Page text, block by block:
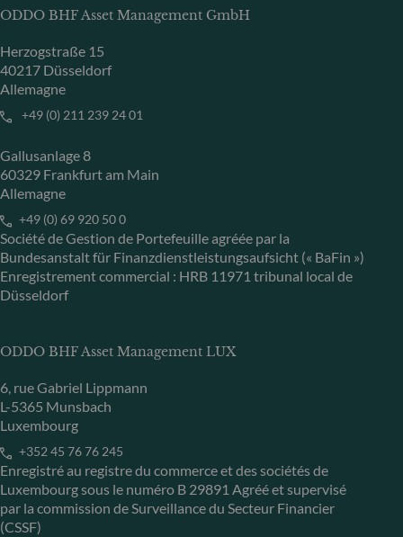
ODDO BHF Asset Management GmbH
Herzogstraße 15
40217 Düsseldorf
Allemagne
+49 (0) 211 239 24 01
Gallusanlage 8
60329 Frankfurt am Main
Allemagne
+49 (0) 69 920 50 0
Société de Gestion de Portefeuille agréée par la
Bundesanstalt für Finanzdienstleistungsaufsicht (« BaFin »)
Enregistrement commercial : HRB 11971 tribunal local de
Düsseldorf
ODDO BHF Asset Management LUX
6, rue Gabriel Lippmann
L-5365 Munsbach
Luxembourg
+352 45 76 76 245
Enregistré au registre du commerce et des sociétés de
Luxembourg sous le numéro B 29891 Agréé et supervisé
par la commission de Surveillance du Secteur Financier
(CSSF)